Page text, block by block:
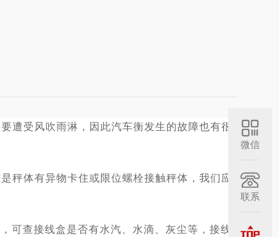
遭受风吹雨淋，因此汽车衡发生的故障也有很
秤体有异物卡住或限位螺栓接触秤体，我们应
可查接线盒是否有水汽、水滴、灰尘等，接线
微信
联系